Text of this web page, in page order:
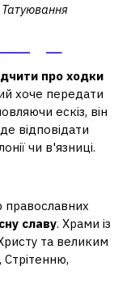
про ходки
хоче передати
ескіз, він
відповідати
чи в'язниці.
православних
славу. Храми із
та великим